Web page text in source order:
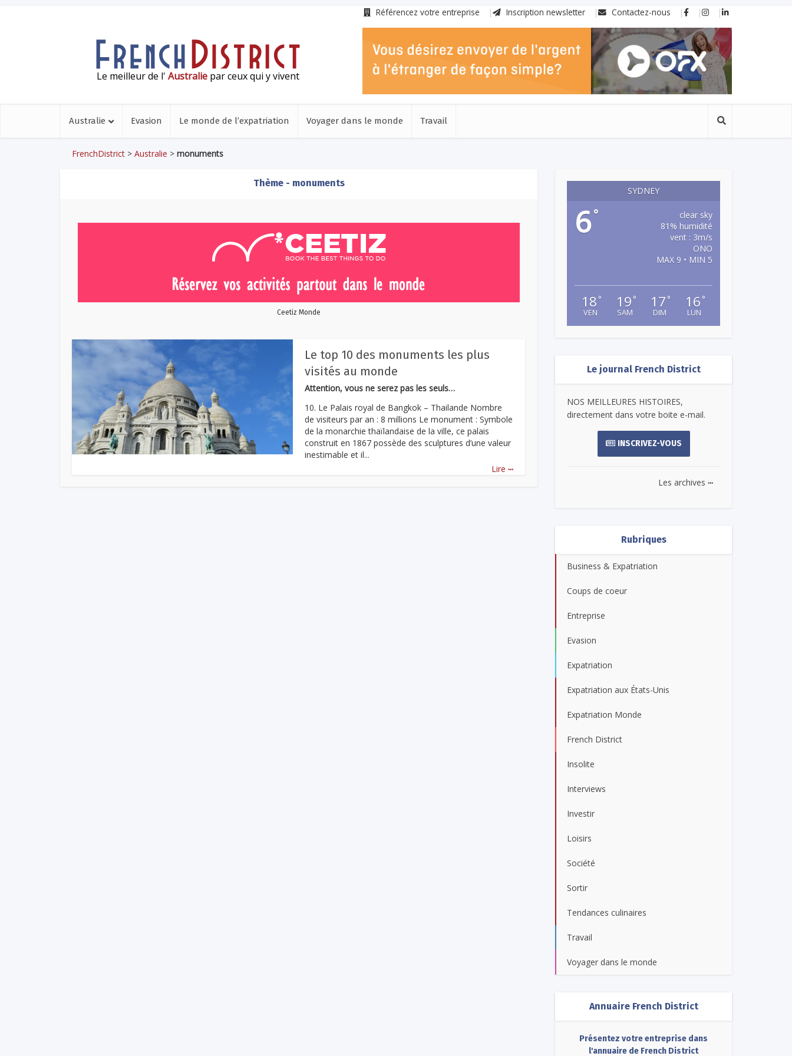
Référencez votre entreprise Inscription newsletter Contactez-nous
Le meilleur de l'Australie par ceux qui y vivent
Australie Evasion Le monde de l’expatriation Voyager dans le monde Travail
FrenchDistrict > Australie > monuments
Thème - monuments
Ceetiz Monde
Le top 10 des monuments les plus
visités au monde
Attention, vous ne serez pas les seuls…
10. Le Palais royal de Bangkok – Thailande Nombre
de visiteurs par an : 8 millions Le monument : Symbole
de la monarchie thaïlandaise de la ville, ce palais
construit en 1867 possède des sculptures d’une valeur
inestimable et il...
Lire ...
SYDNEY
6°
clear sky
81% humidité
vent : 3m/s
ONO
MAX 9 • MIN 5
18 °
VEN
19 °
SAM
17 °
DIM
16 °
LUN
Le journal French District
NOS MEILLEURES HISTOIRES,
directement dans votre boite e-mail.
INSCRIVEZ-VOUS
Les archives ...
Rubriques
Business & Expatriation
Coups de coeur
Entreprise
Evasion
Expatriation
Expatriation aux États-Unis
Expatriation Monde
French District
Insolite
Interviews
Investir
Loisirs
Société
Sortir
Tendances culinaires
Travail
Voyager dans le monde
Annuaire French District
Présentez votre entreprise dans
l'annuaire de French District